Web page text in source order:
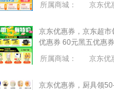
所属商城：
京东优
京东优惠券，京东超市
优惠券 60元黑五优惠券
所属商城：
京东优
京东优惠券，厨具领